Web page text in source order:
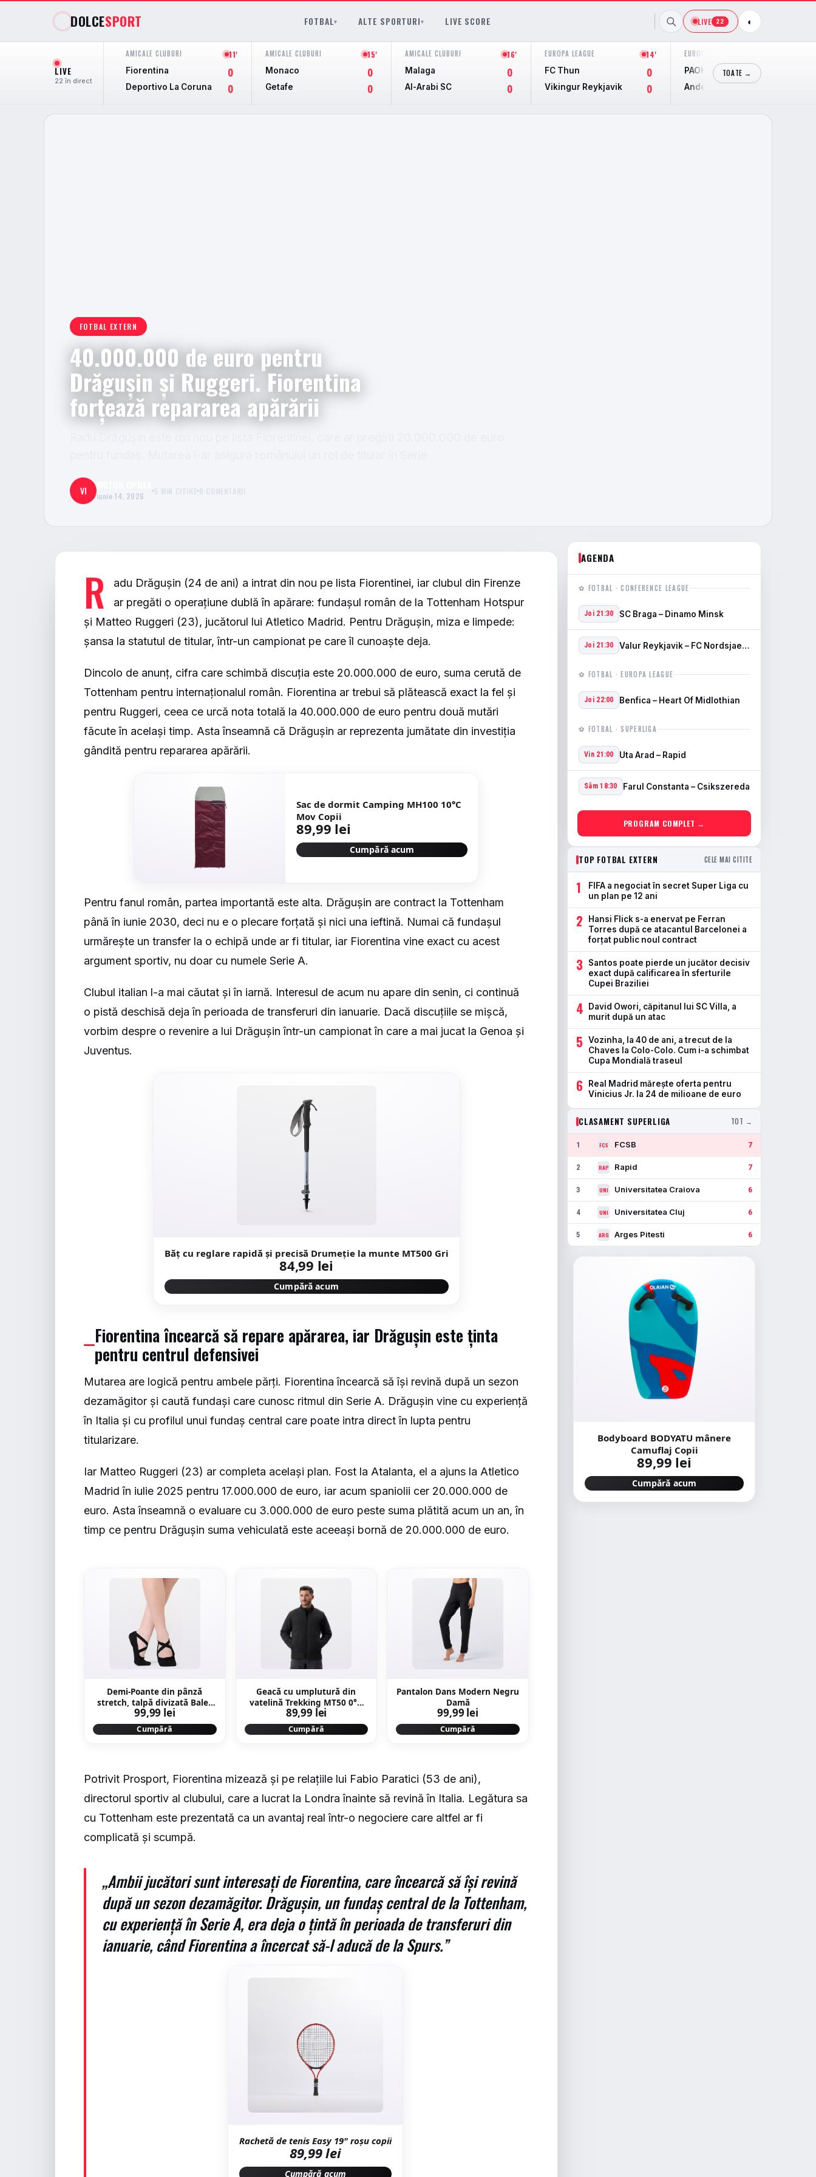
DOLCESPORT FOTBAL▾ ALTE SPORTURI▾ LIVE SCORE LIVE 22 ◐
LIVE
22 în direct
AMICALE CLUBURI 11'
Fiorentina 0
Deportivo La Coruna 0
AMICALE CLUBURI 15'
Monaco 0
Getafe 0
AMICALE CLUBURI 16'
Malaga 0
Al-Arabi SC 0
EUROPA LEAGUE 14'
FC Thun 0
Vikingur Reykjavik 0
EUROPA LEAGUE
PAOK
Anderlecht
TOATE →
FOTBAL EXTERN
40.000.000 de euro pentru
Drăgușin și Ruggeri. Fiorentina
forțează repararea apărării
VI iunie 14, 2026 5 MIN CITIRE 0 COMENTARII
R
adu Drăgușin (24 de ani) a intrat din nou pe lista Fiorentinei, iar clubul din Firenze
ar pregăti o operațiune dublă în apărare: fundașul român de la Tottenham Hotspur
și Matteo Ruggeri (23), jucătorul lui Atletico Madrid. Pentru Drăgușin, miza e limpede:
șansa la statutul de titular, într-un campionat pe care îl cunoaște deja.
Dincolo de anunț, cifra care schimbă discuția este 20.000.000 de euro, suma cerută de
Tottenham pentru internaționalul român. Fiorentina ar trebui să plătească exact la fel și
pentru Ruggeri, ceea ce urcă nota totală la 40.000.000 de euro pentru două mutări
făcute în același timp. Asta înseamnă că Drăgușin ar reprezenta jumătate din investiția
gândită pentru repararea apărării.
Sac de dormit Camping MH100 10°C
Mov Copii
89,99 lei
Cumpără acum
Pentru fanul român, partea importantă este alta. Drăgușin are contract la Tottenham
până în iunie 2030, deci nu e o plecare forțată și nici una ieftină. Numai că fundașul
urmărește un transfer la o echipă unde ar fi titular, iar Fiorentina vine exact cu acest
argument sportiv, nu doar cu numele Serie A.
Clubul italian l-a mai căutat și în iarnă. Interesul de acum nu apare din senin, ci continuă
o pistă deschisă deja în perioada de transferuri din ianuarie. Dacă discuțiile se mișcă,
vorbim despre o revenire a lui Drăgușin într-un campionat în care a mai jucat la Genoa și
Juventus.
Băț cu reglare rapidă și precisă Drumeție la munte MT500 Gri
84,99 lei
Cumpără acum
Fiorentina încearcă să repare apărarea, iar Drăgușin este ținta
pentru centrul defensivei
Mutarea are logică pentru ambele părți. Fiorentina încearcă să își revină după un sezon
dezamăgitor și caută fundași care cunosc ritmul din Serie A. Drăgușin vine cu experiență
în Italia și cu profilul unui fundaș central care poate intra direct în lupta pentru
titularizare.
Iar Matteo Ruggeri (23) ar completa același plan. Fost la Atalanta, el a ajuns la Atletico
Madrid în iulie 2025 pentru 17.000.000 de euro, iar acum spaniolii cer 20.000.000 de
euro. Asta înseamnă o evaluare cu 3.000.000 de euro peste suma plătită acum un an, în
timp ce pentru Drăgușin suma vehiculată este aceeași bornă de 20.000.000 de euro.
Demi-Poante din pânză
stretch, talpă divizată Balet
Negru
99,99 lei
Cumpără
Geacă cu umplutură din
vatelină Trekking MT50 0°C
Negru Bărbați
89,99 lei
Cumpără
Pantalon Dans Modern Negru
Damă
99,99 lei
Cumpără
Potrivit Prosport, Fiorentina mizează și pe relațiile lui Fabio Paratici (53 de ani),
directorul sportiv al clubului, care a lucrat la Londra înainte să revină în Italia. Legătura sa
cu Tottenham este prezentată ca un avantaj real într-o negociere care altfel ar fi
complicată și scumpă.
„Ambii jucători sunt interesați de Fiorentina, care încearcă să își revină
după un sezon dezamăgitor. Drăgușin, un fundaș central de la Tottenham,
cu experiență în Serie A, era deja o țintă în perioada de transferuri din
ianuarie, când Fiorentina a încercat să-l aducă de la Spurs.”
Rachetă de tenis Easy 19" roșu copii
89,99 lei
Cumpără acum
AGENDA
⚽ FOTBAL · CONFERENCE LEAGUE
Joi 21:30 SC Braga – Dinamo Minsk
Joi 21:30 Valur Reykjavik – FC Nordsjaelland
⚽ FOTBAL · EUROPA LEAGUE
Joi 22:00 Benfica – Heart Of Midlothian
⚽ FOTBAL · SUPERLIGA
Vin 21:00 Uta Arad – Rapid
Sâm 18:30 Farul Constanta – Csikszereda
PROGRAM COMPLET →
TOP FOTBAL EXTERN CELE MAI CITITE
1
FIFA a negociat în secret Super Liga cu
un plan pe 12 ani
2
Hansi Flick s-a enervat pe Ferran
Torres după ce atacantul Barcelonei a
forțat public noul contract
3
Santos poate pierde un jucător decisiv
exact după calificarea în sferturile
Cupei Braziliei
4
David Owori, căpitanul lui SC Villa, a
murit după un atac
5
Vozinha, la 40 de ani, a trecut de la
Chaves la Colo-Colo. Cum i-a schimbat
Cupa Mondială traseul
6
Real Madrid mărește oferta pentru
Vinicius Jr. la 24 de milioane de euro
CLASAMENT SUPERLIGA TOT →
1 FCS FCSB 7
2 RAP Rapid 7
3 UNI Universitatea Craiova 6
4 UNI Universitatea Cluj 6
5 ARG Arges Pitesti 6
Bodyboard BODYATU mânere
Camuflaj Copii
89,99 lei
Cumpără acum